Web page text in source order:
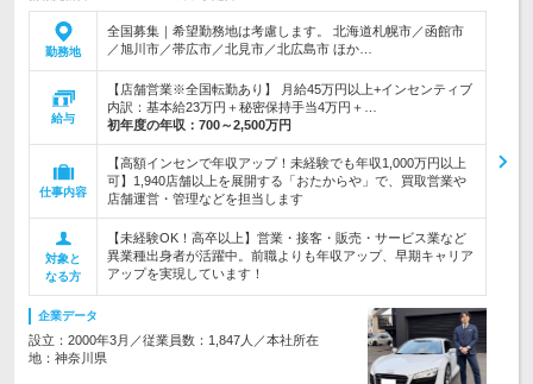
勤務地
全国募集｜希望勤務地は考慮します。 北海道札幌市／函館市
／旭川市／帯広市／北見市／北広島市 ほか…
給与
【店舗営業※全国転勤あり】 月給45万円以上+インセンティブ
内訳：基本給23万円＋秘密保持手当4万円＋…
初年度の年収： 700～2,500万円
仕事内容
【高額インセンで年収アップ！未経験でも年収1,000万円以上
可】1,940店舗以上を展開する「おたからや」で、買取営業や
店舗運営・管理などを担当します
対象と
なる方
【未経験OK！高卒以上】営業・接客・販売・サービス業など
異業種出身者が活躍中。前職よりも年収アップ、早期キャリア
アップを実現しています！
企業データ
設立：2000年3月／従業員数：1,847人／本社所在
地：神奈川県